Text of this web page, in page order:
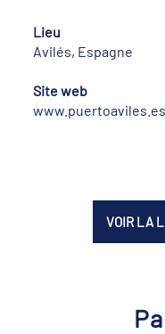
Lieu
Avilés, Espagne
Site web
www.puertoaviles.es
VOIR LA